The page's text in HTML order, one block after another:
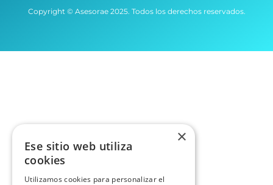
Copyright © Asesorae 2025. Todos los derechos reservados.
×
Ese sitio web utiliza
cookies
Utilizamos cookies para personalizar el